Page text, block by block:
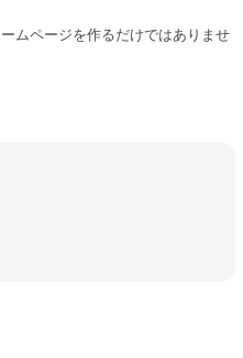
ムページを作るだけではありませ